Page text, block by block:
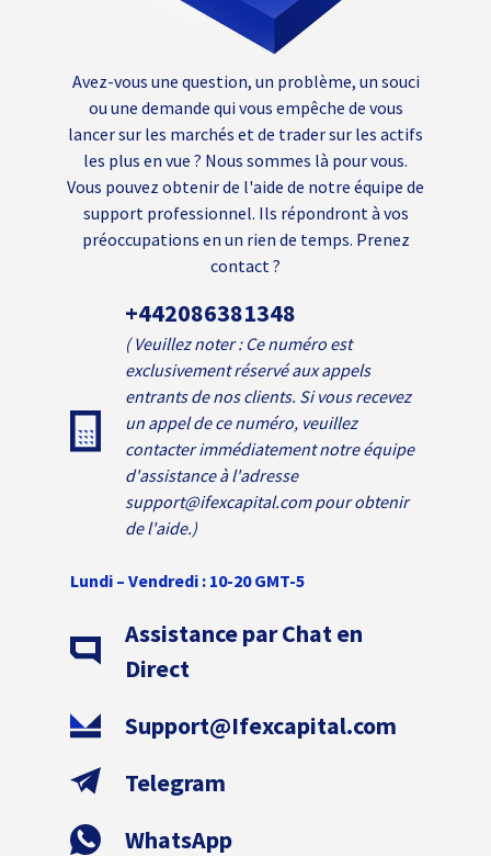
Avez-vous une question, un problème, un souci
ou une demande qui vous empêche de vous
lancer sur les marchés et de trader sur les actifs
les plus en vue ? Nous sommes là pour vous.
Vous pouvez obtenir de l'aide de notre équipe de
support professionnel. Ils répondront à vos
préoccupations en un rien de temps. Prenez
contact ?
+442086381348
( Veuillez noter : Ce numéro est
exclusivement réservé aux appels
entrants de nos clients. Si vous recevez
un appel de ce numéro, veuillez
contacter immédiatement notre équipe
d'assistance à l'adresse
support@ifexcapital.com pour obtenir
de l'aide.)
Lundi – Vendredi : 10-20 GMT-5
Assistance par Chat en
Direct
Support@Ifexcapital.com
Telegram
WhatsApp